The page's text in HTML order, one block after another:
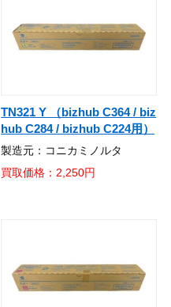
TN321 Y （bizhub C364 / biz
hub C284 / bizhub C224用）
製造元：コニカミノルタ
買取価格：2,250円